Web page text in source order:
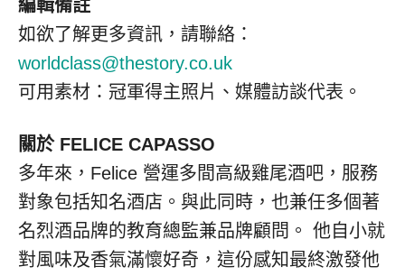
編輯備註
如欲了解更多資訊，請聯絡：
worldclass@thestory.co.uk
可用素材：冠軍得主照片、媒體訪談代表。
關於 FELICE CAPASSO
多年來，Felice 營運多間高級雞尾酒吧，服務
對象包括知名酒店。與此同時，也兼任多個著
名烈酒品牌的教育總監兼品牌顧問。 他自小就
對風味及香氣滿懷好奇，這份感知最終激發他